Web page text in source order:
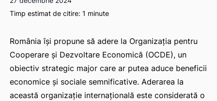
Timp estimat de citire: 1 minute
România își propune să adere la Organizația pentru
Cooperare și Dezvoltare Economică (OCDE), un
obiectiv strategic major care ar putea aduce beneficii
economice și sociale semnificative. Aderarea la
această organizație internațională este considerată o